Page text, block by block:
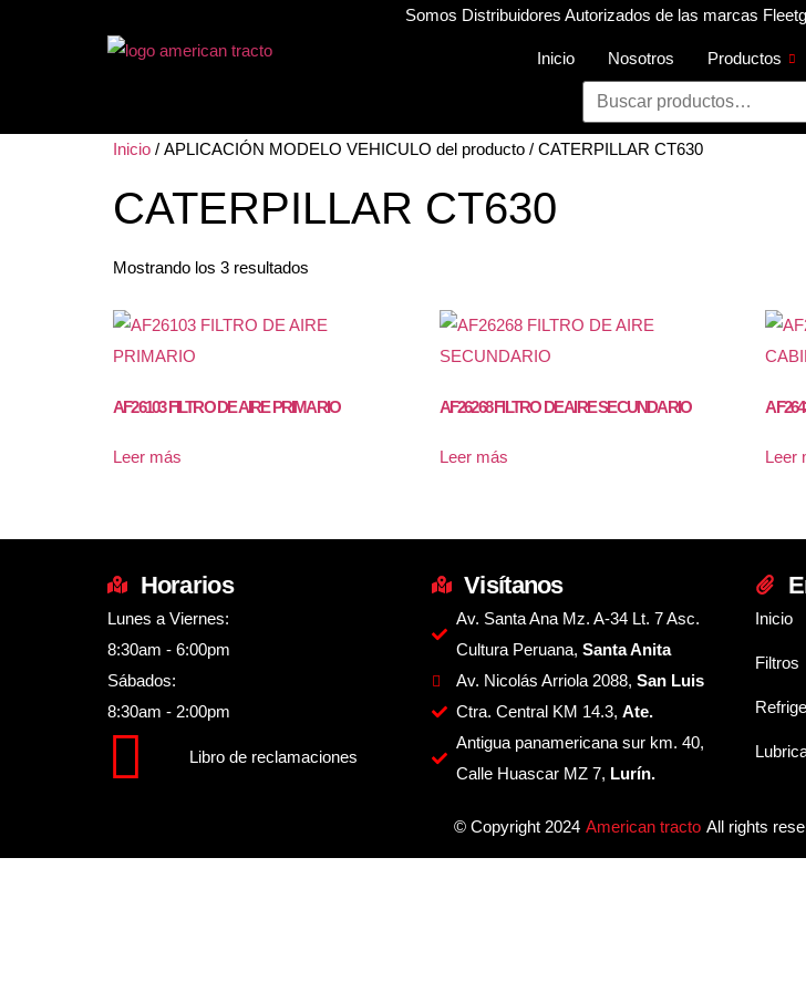
Somos Distribuidores Autorizados de las marcas
Inicio Nosotros Productos
Inicio / APLICACIÓN MODELO VEHICULO del producto / CATERPILLAR CT630
CATERPILLAR CT630
Mostrando los 3 resultados
AF26103 FILTRO DE AIRE PRIMARIO
Leer más
AF26268 FILTRO DE AIRE SECUNDARIO
Leer más Leer
Horarios
Lunes a Viernes:
8:30am - 6:00pm
Sábados:
8:30am - 2:00pm
Libro de reclamaciones
Visítanos
Av. Santa Ana Mz. A-34 Lt. 7 Asc.
Cultura Peruana, Santa Anita
Av. Nicolás Arriola 2088, San Luis
Ctra. Central KM 14.3, Ate.
Antigua panamericana sur km. 40,
Calle Huascar MZ 7, Lurín.
Inicio
Filtros
© Copyright 2024 American tracto All rights